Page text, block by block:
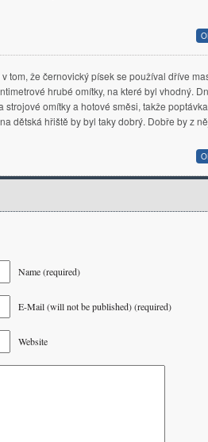
tom, že černovický písek se používal dříve
hrubé omítky, na které byl vhodný.
strojové omítky a hotové směsi, takže
dětská hřiště by byl taky dobrý. Dobře by z
Name (required)
E-Mail (will not be published) (required)
Website